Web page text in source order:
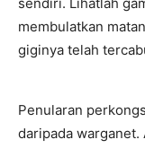
membulatkan
giginya telah
Penularan
daripada warganet.